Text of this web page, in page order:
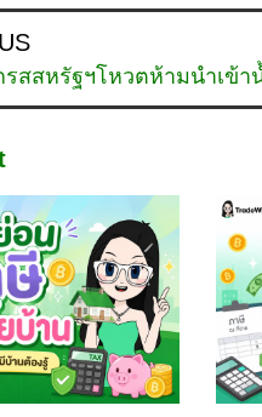
รสสหรัฐฯโหวตห้ามนำเข้